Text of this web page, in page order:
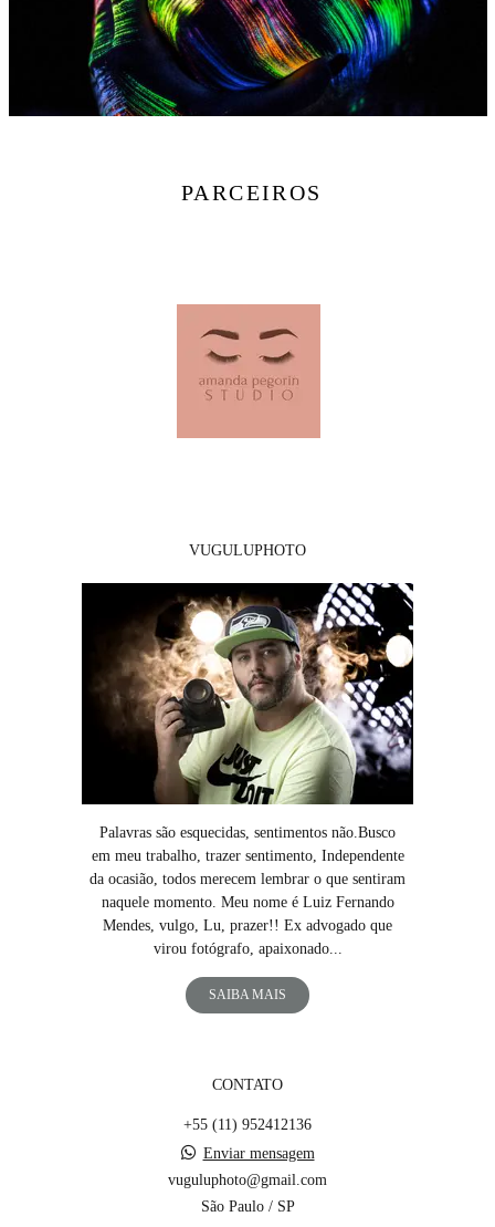
PARCEIROS
VUGULUPHOTO
Palavras são esquecidas, sentimentos não.Busco
em meu trabalho, trazer sentimento, Independente
da ocasião, todos merecem lembrar o que sentiram
naquele momento. Meu nome é Luiz Fernando
Mendes, vulgo, Lu, prazer!! Ex advogado que
virou fotógrafo, apaixonado...
SAIBA MAIS
CONTATO
+55 (11) 952412136
Enviar mensagem
vuguluphoto@gmail.com
São Paulo / SP